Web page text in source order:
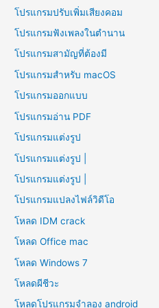
โปรแกรมปรับเพิ่มเสียงคอม
โปรแกรมฟังเพลงในตำนาน
โปรแกรมสามัญที่ต้องมี
โปรแกรมสำหรับ macOS
โปรแกรมออกแบบ
โปรแกรมอ่าน PDF
โปรแกรมแต่งรูป
โปรแกรมแต่งรูป |
โปรแกรมแต่งรูป |
โปรแกรมแปลงไฟล์วิดีโอ
โหลด IDM crack
โหลด Office mac
โหลด Windows 7
โหลดผีชีวะ
โหลดโปรแกรมจําลอง android